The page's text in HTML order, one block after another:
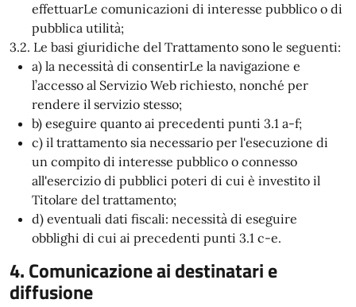
effettuarLe comunicazioni di interesse pubblico o di
pubblica utilità;
3.2. Le basi giuridiche del Trattamento sono le seguenti:
a) la necessità di consentirLe la navigazione e
l’accesso al Servizio Web richiesto, nonché per
rendere il servizio stesso;
b) eseguire quanto ai precedenti punti 3.1 a-f;
c) il trattamento sia necessario per l'esecuzione di
un compito di interesse pubblico o connesso
all'esercizio di pubblici poteri di cui è investito il
Titolare del trattamento;
d) eventuali dati fiscali: necessità di eseguire
obblighi di cui ai precedenti punti 3.1 c-e.
4. Comunicazione ai destinatari e
diffusione